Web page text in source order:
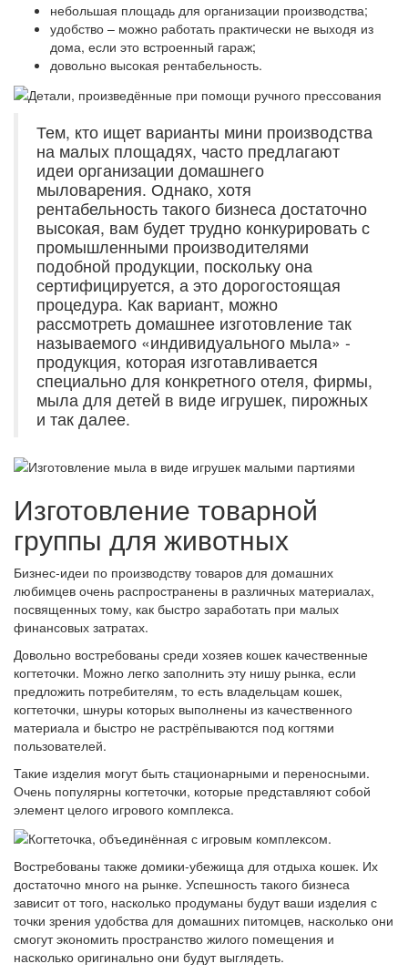
небольшая площадь для организации производства;
удобство – можно работать практически не выходя из
дома, если это встроенный гараж;
довольно высокая рентабельность.
Тем, кто ищет варианты мини производства
на малых площадях, часто предлагают
идеи организации домашнего
мыловарения. Однако, хотя
рентабельность такого бизнеса достаточно
высокая, вам будет трудно конкурировать с
промышленными производителями
подобной продукции, поскольку она
сертифицируется, а это дорогостоящая
процедура. Как вариант, можно
рассмотреть домашнее изготовление так
называемого «индивидуального мыла» -
продукция, которая изготавливается
специально для конкретного отеля, фирмы,
мыла для детей в виде игрушек, пирожных
и так далее.
Изготовление товарной
группы для животных
Бизнес-идеи по производству товаров для домашних
любимцев очень распространены в различных материалах,
посвященных тому, как быстро заработать при малых
финансовых затратах.
Довольно востребованы среди хозяев кошек качественные
когтеточки. Можно легко заполнить эту нишу рынка, если
предложить потребителям, то есть владельцам кошек,
когтеточки, шнуры которых выполнены из качественного
материала и быстро не растрёпываются под когтями
пользователей.
Такие изделия могут быть стационарными и переносными.
Очень популярны когтеточки, которые представляют собой
элемент целого игрового комплекса.
Востребованы также домики-убежища для отдыха кошек. Их
достаточно много на рынке. Успешность такого бизнеса
зависит от того, насколько продуманы будут ваши изделия с
точки зрения удобства для домашних питомцев, насколько они
смогут экономить пространство жилого помещения и
насколько оригинально они будут выглядеть.